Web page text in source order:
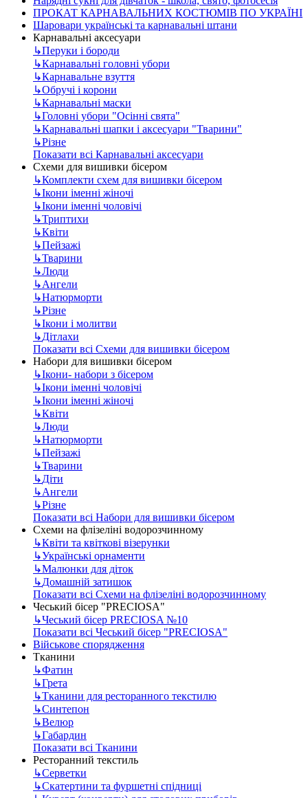
ПРОКАТ КАРНАВАЛЬНИХ КОСТЮМІВ ПО УКРАЇНІ
Шаровари українські та карнавальні штани
Карнавальні аксесуари
↳Перуки і бороди
↳Карнавальні головні убори
↳Карнавальне взуття
↳Обручі і корони
↳Карнавальні маски
↳Головні убори "Осінні свята"
↳Карнавальні шапки і аксесуари "Тварини"
↳Різне
Показати всі Карнавальні аксесуари
Схеми для вишивки бісером
↳Комплекти схем для вишивки бісером
↳Ікони іменні жіночі
↳Ікони іменні чоловічі
↳Триптихи
↳Квіти
↳Пейзажі
↳Тварини
↳Люди
↳Ангели
↳Натюрморти
↳Різне
↳Ікони і молитви
↳Дітлахи
Показати всі Схеми для вишивки бісером
Набори для вишивки бісером
↳Ікони- набори з бісером
↳Ікони іменні чоловічі
↳Ікони іменні жіночі
↳Квіти
↳Люди
↳Натюрморти
↳Пейзажі
↳Тварини
↳Діти
↳Ангели
↳Різне
Показати всі Набори для вишивки бісером
Схеми на флізеліні водорозчинному
↳Квіти та квіткові візерунки
↳Українські орнаменти
↳Малюнки для діток
↳Домашній затишок
Показати всі Схеми на флізеліні водорозчинному
Чеський бісер "PRECIOSA"
↳Чеський бісер PRECIOSA №10
Показати всі Чеський бісер "PRECIOSA"
Військове спорядження
Тканини
↳Фатин
↳Грета
↳Тканини для ресторанного текстилю
↳Синтепон
↳Велюр
↳Габардин
Показати всі Тканини
Ресторанний текстиль
↳Серветки
↳Скатертини та фуршетні спідниці